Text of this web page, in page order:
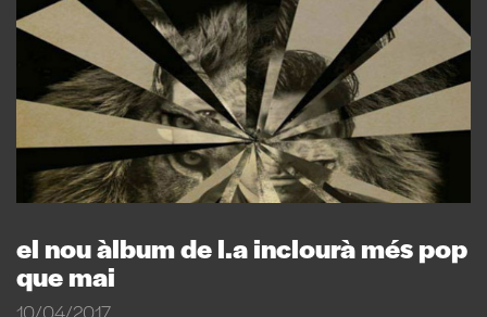
el nou àlbum de l.a inclourà més pop
que mai
10/04/2017